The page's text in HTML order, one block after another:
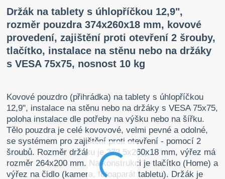
Držák na tablety s úhlopříčkou 12,9",
rozměr pouzdra 374x260x18 mm, kovové
provedení, zajištění proti otevření 2 šrouby,
tlačítko, instalace na stěnu nebo na držáky
s VESA 75x75, nosnost 10 kg
Kovové pouzdro (přihrádka) na tablety s úhlopříčkou
12,9", instalace na stěnu nebo na držáky s VESA 75x75,
poloha instalace dle potřeby na výšku nebo na šířku.
Tělo pouzdra je celé kovovové, velmi pevné a odolné,
se systémem pro zajištění proti otevření - pomocí 2
šroubů. Rozměr držáku je 373,5x260x18 mm, výřez má
rozměr 264x200 mm. Na konstrukci je tlačítko (Home) a
výřez na čidlo (kamera, fotoaparát tabletu). Držák je